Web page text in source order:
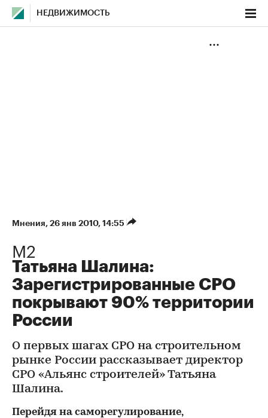
НЕДВИЖИМОСТЬ
Мнения⁠, 26 янв 2010, 14:55
М2
Татьяна Шалина:
Зарегистрированные СРО
покрывают 90% территории
России
О первых шагах СРО на строительном
рынке России рассказывает директор
СРО «Альянс строителей» Татьяна
Шалина.
Перейдя на саморегулирование,